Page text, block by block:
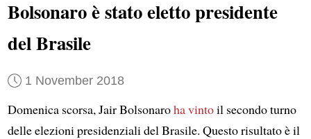
Bolsonaro è stato eletto presidente
del Brasile
1 November 2018
Domenica scorsa, Jair Bolsonaroha vintoil secondo turno
delle elezioni presidenziali del Brasile. Questo risultato è il